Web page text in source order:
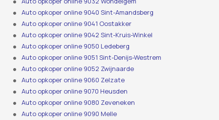
Auto opkoper online 9040 Sint-Amandsberg
Auto opkoper online 9041 Oostakker
Auto opkoper online 9042 Sint-Kruis-Winkel
Auto opkoper online 9050 Ledeberg
Auto opkoper online 9051 Sint-Denijs-Westrem
Auto opkoper online 9052 Zwijnaarde
Auto opkoper online 9060 Zelzate
Auto opkoper online 9070 Heusden
Auto opkoper online 9080 Zeveneken
Auto opkoper online 9090 Melle